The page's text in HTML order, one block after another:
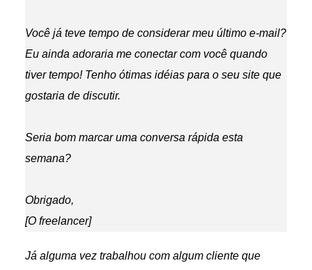
Você já teve tempo de considerar meu último e-mail?
Eu ainda adoraria me conectar com você quando
tiver tempo! Tenho ótimas idéias para o seu site que
gostaria de discutir.
Seria bom marcar uma conversa rápida esta
semana?
Obrigado,
[O freelancer]
Já alguma vez trabalhou com algum cliente que